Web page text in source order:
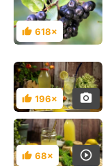
Hodnocení
618×
Hodnocení
196×
Hodnocení
68×